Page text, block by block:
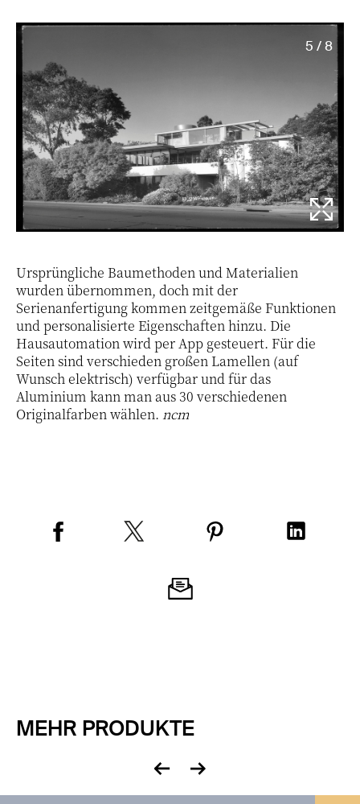
5 / 8
Ursprüngliche Baumethoden und Materialien
wurden übernommen, doch mit der
Serienanfertigung kommen zeitgemäße Funktionen
und personalisierte Eigenschaften hinzu. Die
Hausautomation wird per App gesteuert. Für die
Seiten sind verschieden großen Lamellen (auf
Wunsch elektrisch) verfügbar und für das
Aluminium kann man aus 30 verschiedenen
Originalfarben wählen. ncm
MEHR PRODUKTE
zurück
vor